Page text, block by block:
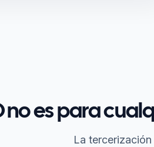
no es para
La